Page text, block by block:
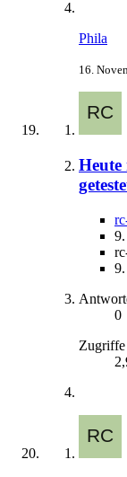
Phila
16.
0
Zugriffe